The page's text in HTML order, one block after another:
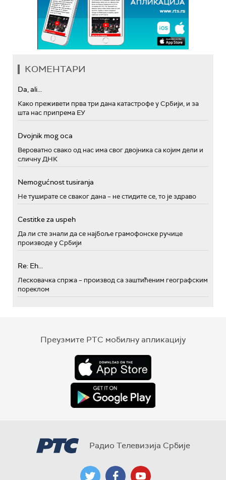
КОМЕНТАРИ
Da, ali...
Како преживети прва три дана катастрофе у Србији, и за
шта нас припрема ЕУ
Dvojnik mog oca
Вероватно свако од нас има свог двојника са којим дели и
сличну ДНК
Nemogućnost tusiranja
Не туширате се сваког дана – не стидите се, то је здраво
Cestitke za uspeh
Да ли сте знали да се најбоље грамофонске ручице
производе у Србији
Re: Eh...
Лесковачка спржа – производ са заштићеним географским
пореклом
Преузмите РТС мобилну апликацију
Радио Телевизија Србије